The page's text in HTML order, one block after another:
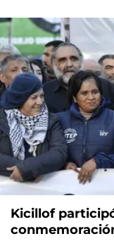
Kicillof